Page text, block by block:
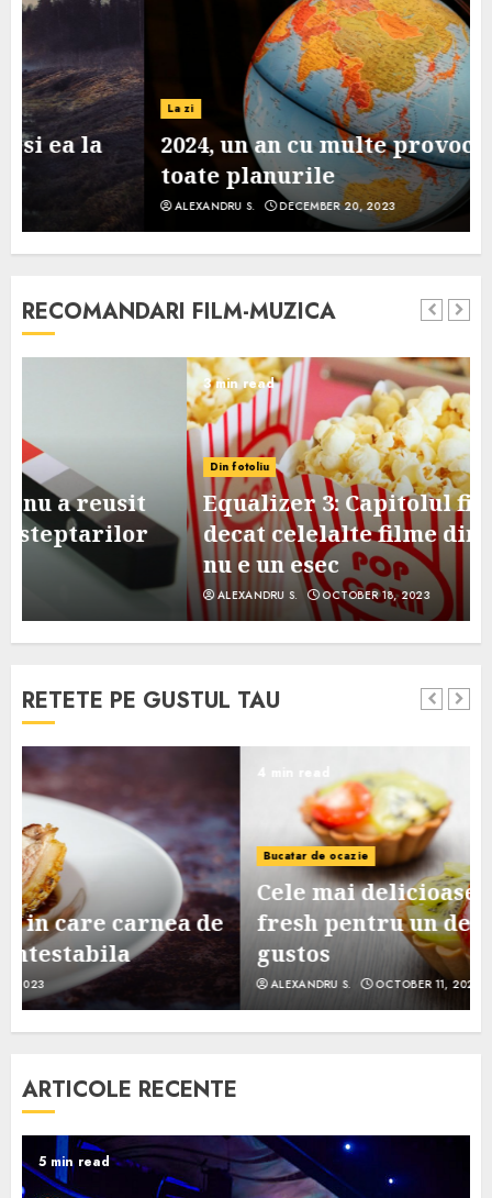
La zi
2024, un an cu multe provocari pe
toate planurile
DECEMBER 20, 2023
RECOMANDARI FILM-MUZICA
Din fotoliu
Equalizer 3: Capitolul final, mai slab
decat celelalte filme din serie, dar
nu e un esec
ALEXANDRU S. OCTOBER 18, 2023
RETETE PE GUSTUL TAU
4 min read
Bucatar de ocazie
Cele mai delicioase retete de tarte
fresh pentru un desert sanatos si
gustos
ALEXANDRU S. OCTOBER 11, 2023
ARTICOLE RECENTE
5 min read